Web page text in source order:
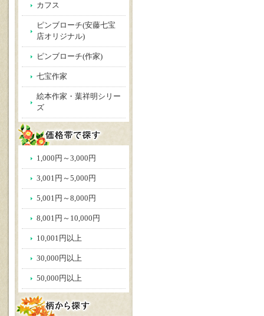
カフス
ピンブローチ(安藤七宝
店オリジナル)
ピンブローチ(作家)
七宝作家
絵本作家・葉祥明シリー
ズ
1,000円～3,000円
3,001円～5,000円
5,001円～8,000円
8,001円～10,000円
10,001円以上
30,000円以上
50,000円以上